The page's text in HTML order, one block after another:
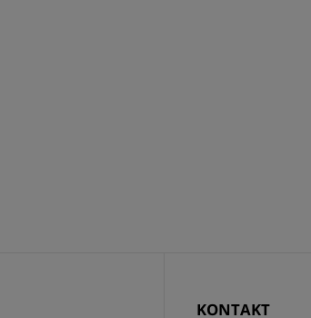
KONTAKT